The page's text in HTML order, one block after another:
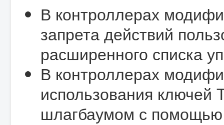
В контроллерах
запрета действий
расширенного списка
В контроллерах
использования ключей
шлагбаумом с помощью